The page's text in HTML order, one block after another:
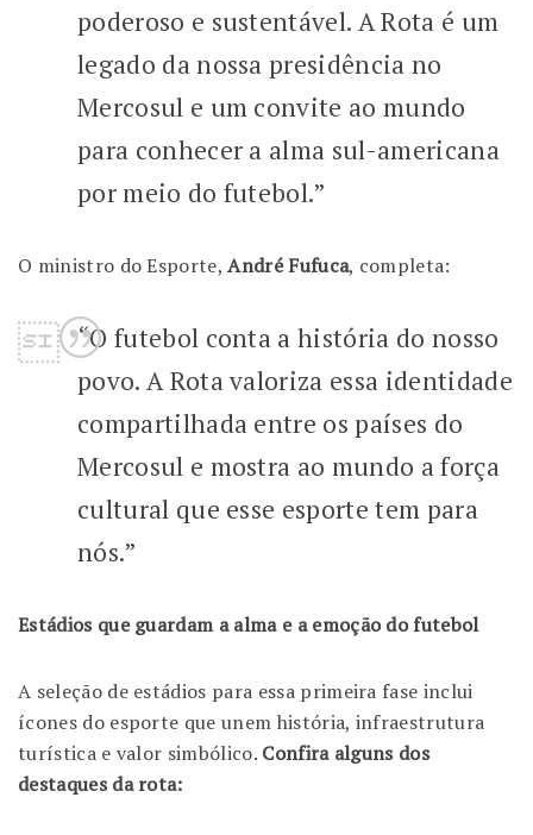
poderoso e sustentável. A Rota é um
legado da nossa presidência no
Mercosul e um convite ao mundo
para conhecer a alma sul-americana
por meio do futebol.”
O ministro do Esporte,André Fufuca, completa:
“O futebol conta a história do nosso
povo. A Rota valoriza essa identidade
compartilhada entre os países do
Mercosul e mostra ao mundo a força
cultural que esse esporte tem para
nós.”
Estádios que guardam a alma e a emoção do futebol
A seleção de estádios para essa primeira fase inclui
ícones do esporte que unem história, infraestrutura
turística e valor simbólico. Confira alguns dos
destaques da rota: